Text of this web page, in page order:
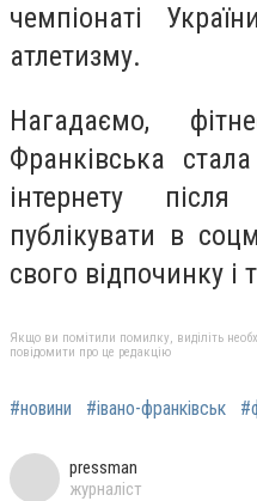
чемпіонаті
атлетизму.
Нагадаємо,
Франківська
інтернету
публікувати в
свого відпочинку і
Якщо ви помітили помилку, виділіть
повідомити про це редакцію
#новини #івано-франківськ
pressman
журналіст